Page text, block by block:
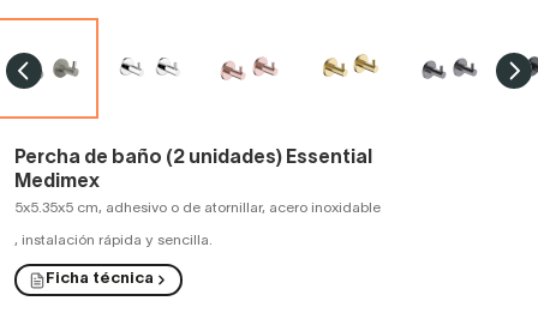
Percha de baño (2 unidades) Essential
Medimex
5x5.35x5 cm, adhesivo o de atornillar, acero inoxidable
, instalación rápida y sencilla.
Ficha técnica